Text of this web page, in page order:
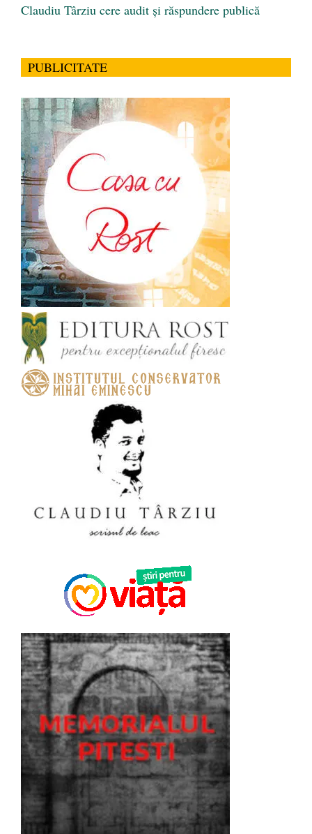
Claudiu Târziu cere audit și răspundere publică
PUBLICITATE